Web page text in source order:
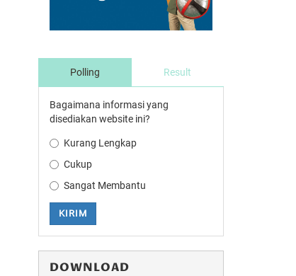
Polling Result
Bagaimana informasi yang
disediakan website ini?
Kurang Lengkap
Cukup
Sangat Membantu
KIRIM
DOWNLOAD